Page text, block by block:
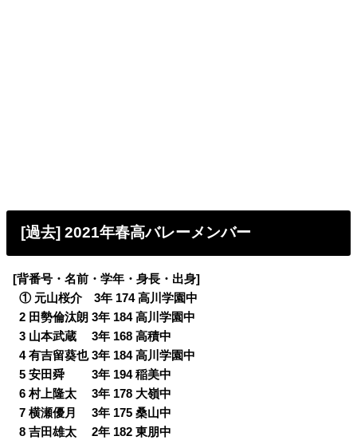
[過去] 2021年春高バレーメンバー
[背番号・名前・学年・身長・出身]
0① 元山桜介 3年 174 高川学園中
02 田勢倫汰朗 3年 184 高川学園中
03 山本武蔵 3年 168 高積中
04 有吉留葵也 3年 184 高川学園中
05 安田舜 3年 194 稲美中
06 村上隆太 3年 178 大嶺中
07 横瀬優月 3年 175 桑山中
08 吉田雄太 2年 182 東朋中